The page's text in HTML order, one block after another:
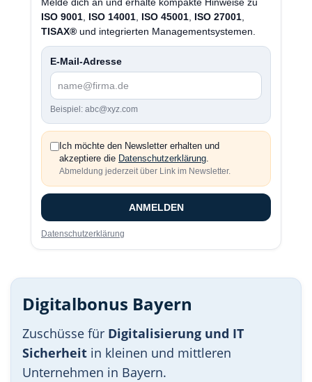
Melde dich an und erhalte kompakte Hinweise zu
ISO 9001, ISO 14001, ISO 45001, ISO 27001,
TISAX® und integrierten Managementsystemen.
E-Mail-Adresse
Beispiel: abc@xyz.com
Ich möchte den Newsletter erhalten und
akzeptiere die Datenschutzerklärung.
Abmeldung jederzeit über Link im Newsletter.
ANMELDEN
Datenschutzerklärung
Digitalbonus Bayern
Zuschüsse für Digitalisierung und IT
Sicherheit in kleinen und mittleren
Unternehmen in Bayern.